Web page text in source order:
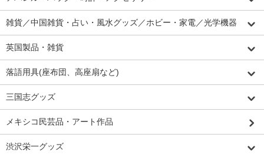
雑貨／中国雑貨・占い・風水グッズ／ホビー・家電／光学機器
英国製品・雑貨
落語用具(座布団、高座扇など)
三国志グッズ
メキシコ民芸品・アート作品
渋沢栄一グッズ